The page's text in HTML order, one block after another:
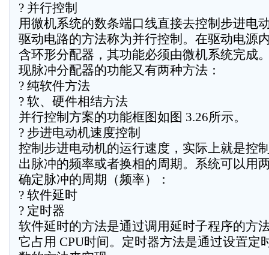
? 并行控制
用微机系统的数条端口线直接去控制步进电
驱动电路的方法称为并行控制。在驱动电源
含环形分配器，其功能必须由微机系统完成
现脉冲分配器的功能又有两种方法：
? 纯软件方法
? 软、硬件相结方法
并行控制方案的功能框图如图 3.26所示。
? 步进电动机速度控制
控制步进电动机的运行速度，实际上就是控
出脉冲的频率或者换相的周期。系统可以用
确定脉冲的周期（频率）：
? 软件延时
? 定时器
软件延时的方法是通过调用延时子程序的方
它占用 CPU时间。定时器方法是通过设置定